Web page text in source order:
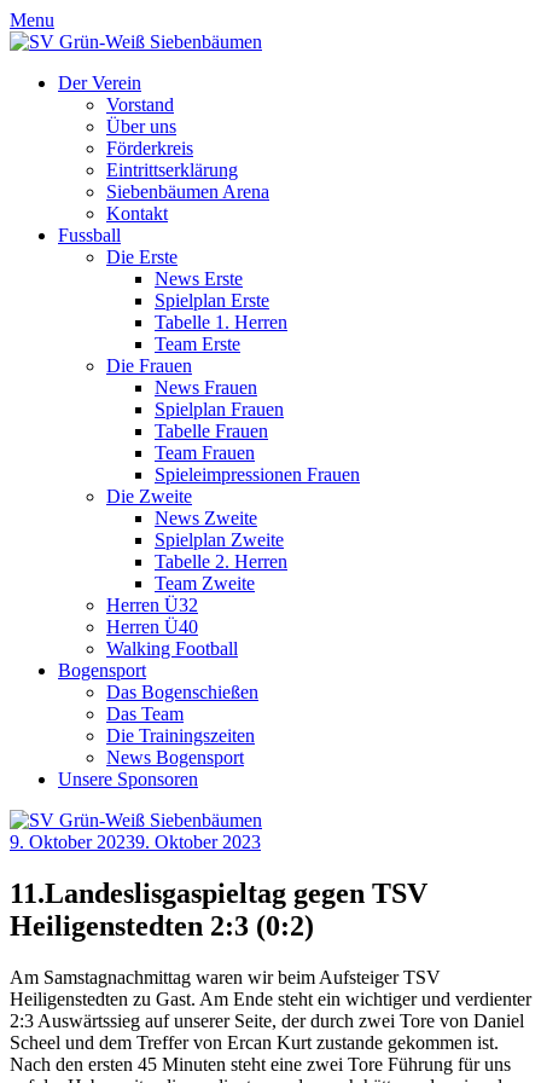
Menu
Der Verein
Vorstand
Über uns
Förderkreis
Eintrittserklärung
Siebenbäumen Arena
Kontakt
Fussball
Die Erste
News Erste
Spielplan Erste
Tabelle 1. Herren
Team Erste
Die Frauen
News Frauen
Spielplan Frauen
Tabelle Frauen
Team Frauen
Spieleimpressionen Frauen
Die Zweite
News Zweite
Spielplan Zweite
Tabelle 2. Herren
Team Zweite
Herren Ü32
Herren Ü40
Walking Football
Bogensport
Das Bogenschießen
Das Team
Die Trainingszeiten
News Bogensport
Unsere Sponsoren
9. Oktober 20239. Oktober 2023
11.Landeslisgaspieltag gegen TSV
Heiligenstedten 2:3 (0:2)
Am Samstagnachmittag waren wir beim Aufsteiger TSV
Heiligenstedten zu Gast. Am Ende steht ein wichtiger und verdienter
2:3 Auswärtssieg auf unserer Seite, der durch zwei Tore von Daniel
Scheel und dem Treffer von Ercan Kurt zustande gekommen ist.
Nach den ersten 45 Minuten steht eine zwei Tore Führung für uns